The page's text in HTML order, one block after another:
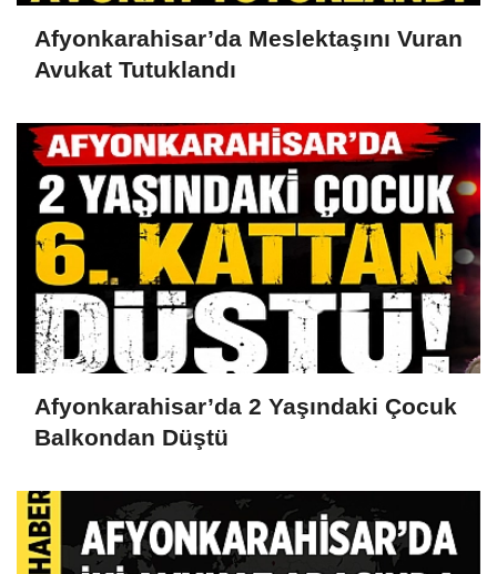
Afyonkarahisar’da Meslektaşını Vuran
Avukat Tutuklandı
Afyonkarahisar’da 2 Yaşındaki Çocuk
Balkondan Düştü